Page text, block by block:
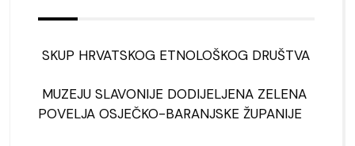
SKUP HRVATSKOG ETNOLOŠKOG DRUŠTVA
MUZEJU SLAVONIJE DODIJELJENA ZELENA
POVELJA OSJEČKO-BARANJSKE ŽUPANIJE